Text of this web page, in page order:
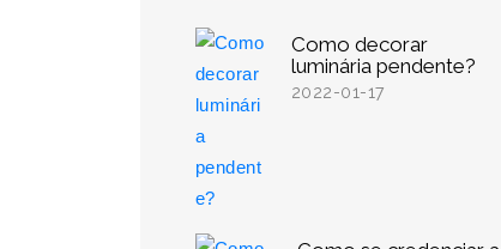
Como decorar
luminária pendente?
2022-01-17